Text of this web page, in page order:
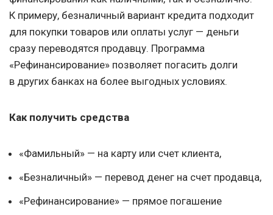
К примеру, безналичный вариант кредита подходит
для покупки товаров или оплаты услуг — деньги
сразу переводятся продавцу. Программа
«Рефинансирование» позволяет погасить долги
в других банках на более выгодных условиях.
Как получить средства
«Фамильный» — на карту или счет клиента,
«Безналичный» — перевод денег на счет продавца,
«Рефинансирование» — прямое погашение